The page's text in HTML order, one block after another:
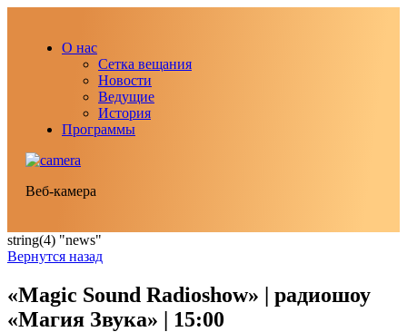
О нас
Сетка вещания
Новости
Ведущие
История
Программы
Веб-камера
string(4) "news"
Вернутся назад
«Magic Sound Radioshow» | радиошоу
«Магия Звука» | 15:00